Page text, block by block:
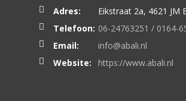
Adres:
Eikstraat 2a, 4621
Telefoon: 06-24763251 / 0164-
Email:
info@abali.nl
Website:
https://www.abali.nl